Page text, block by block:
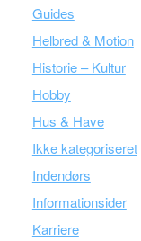
Guides
Helbred & Motion
Historie – Kultur
Hobby
Hus & Have
Ikke kategoriseret
Indendørs
Informationsider
Karriere